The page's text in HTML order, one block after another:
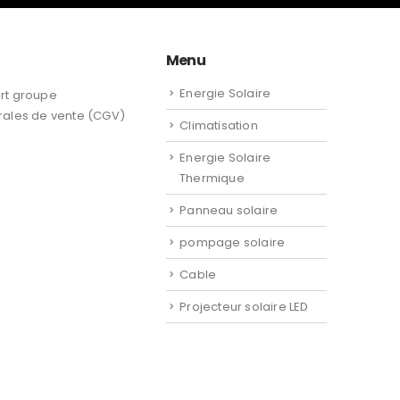
groupe
de vente (CGV)
Menu
Energie Solaire
Climatisation
Energie Solaire
Thermique
Panneau solaire
pompage solaire
Cable
Projecteur solaire LED